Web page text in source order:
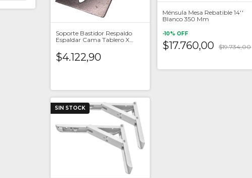
Soporte Bastidor Respaldo
Espaldar Cama Tablero X
$4.122,90
Ménsula Mesa Rebatible 14''
Blanco 350 Mm
-10% OFF
$17.760,00 $19.734,00
SIN STOCK